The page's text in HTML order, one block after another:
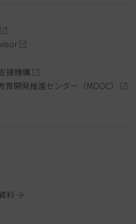
援機構
開発推進センター（MOOC）
料